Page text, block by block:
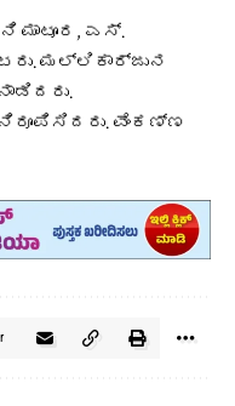
ಮಾಟೂರ, ಎಸ್.
ಮಲ್ಲಿಕಾರ್ಜುನ
ವೆಂಕಣ್ಣ